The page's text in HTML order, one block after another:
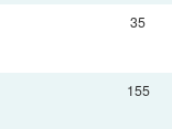
35
155